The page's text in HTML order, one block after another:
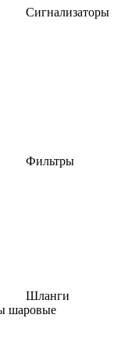
Сигнализаторы
Фильтры
Шланги
шаровые